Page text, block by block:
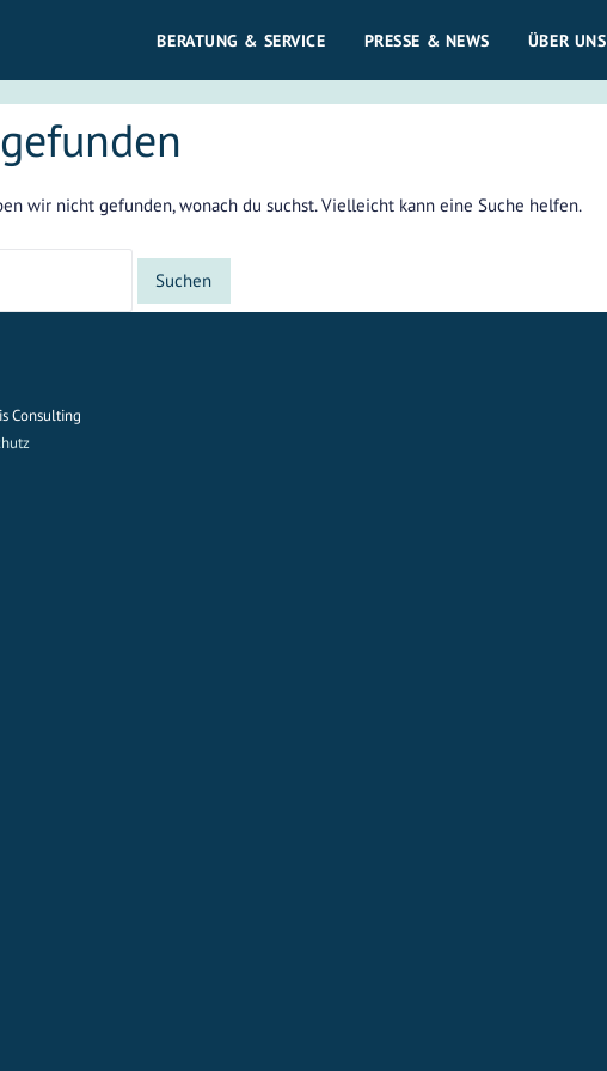
BERATUNG & SERVICE PRESSE & NEWS ÜBER UNS
wir nicht gefunden, wonach du suchst. Vielleicht kann eine Suche helfen.
Consulting